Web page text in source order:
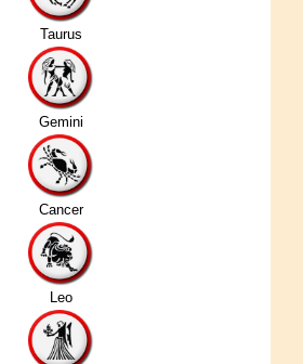
Taurus
Gemini
Cancer
Leo